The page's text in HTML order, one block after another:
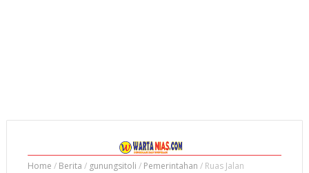
Home / Berita / gunungsitoli / Pemerintahan / Ruas Jalan